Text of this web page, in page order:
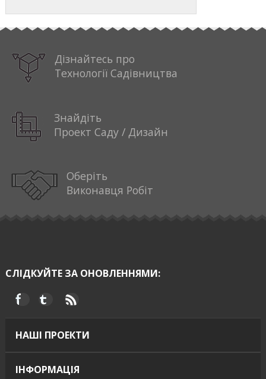
Дізнайтесь про
Технології Садівництва
Знайдіть
Проект Саду / Дизайн
Оберіть
Виконавця Робіт
СЛІДКУЙТЕ ЗА ОНОВЛЕННЯМИ:
НАШІ ПРОЕКТИ
ІНФОРМАЦІЯ